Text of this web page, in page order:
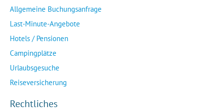
Allgemeine Buchungsanfrage
Last-Minute-Angebote
Hotels / Pensionen
Campingplätze
Urlaubsgesuche
Reiseversicherung
Rechtliches